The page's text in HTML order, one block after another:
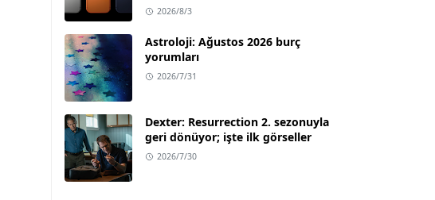
2026/8/3
Astroloji: Ağustos 2026 burç
yorumları
2026/7/31
Dexter: Resurrection 2. sezonuyla
geri dönüyor; işte ilk görseller
2026/7/30